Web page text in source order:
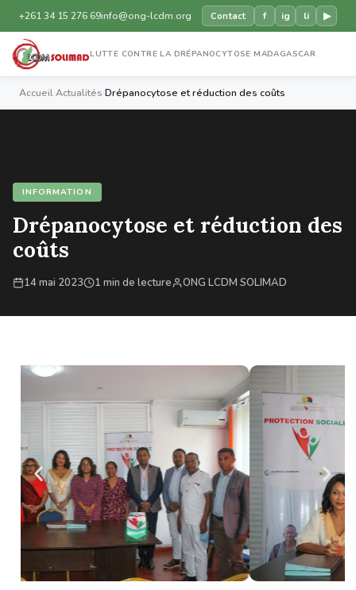
+261 34 15 276 69info@ong-lcdm.org Contact f ig li ▶
LUTTE CONTRE LA DRÉPANOCYTOSE MADAGASCAR
AccueilActualités Drépanocytose et réduction des coûts
INFORMATION
Drépanocytose et réduction des
coûts
14 mai 2023 1 min de lecture ONG LCDM SOLIMAD